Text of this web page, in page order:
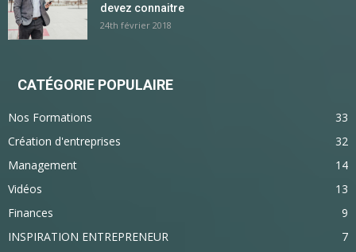
devez connaitre
24th février 2018
CATÉGORIE POPULAIRE
Nos Formations
33
Création d'entreprises
32
Management
14
Vidéos
13
Finances
9
INSPIRATION ENTREPRENEUR
7